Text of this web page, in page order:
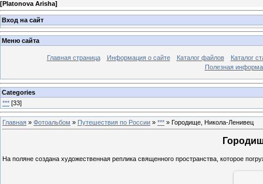
[Platonova Arisha]
Вход на сайт
Меню сайта
Главная страница Информация о сайте Каталог файлов
Каталог
Полезная
Categories
*** [33]
Главная » Фотоальбом » Путешествия по России » *** » Городище, Никола-Ленивец
На поляне создана художественная реплика священного пространства, которое